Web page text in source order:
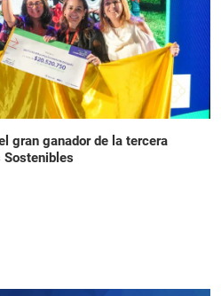
gran ganador de la tercera
Sostenibles